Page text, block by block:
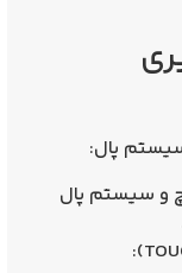
:
با اندازه 7 اینچ و سیستم پال
: